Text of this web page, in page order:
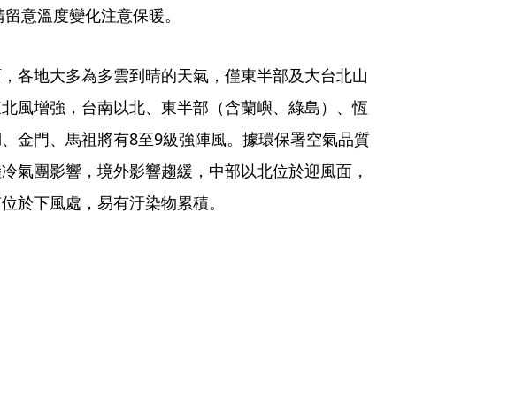
意溫度變化注意保暖。
各地大多為多雲到晴的天氣，僅東半部及大台北山
風增強，台南以北、東半部（含蘭嶼、綠島）、恆
金門、馬祖將有8至9級強陣風。據環保署空氣品質
氣團影響，境外影響趨緩，中部以北位於迎風面，
於下風處，易有汙染物累積。